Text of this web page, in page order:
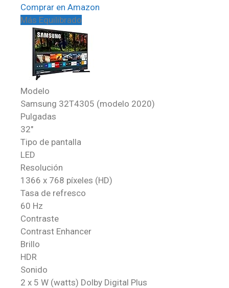
Comprar en Amazon
Más Equilibrado
Modelo
Samsung 32T4305 (modelo 2020)
Pulgadas
32″
Tipo de pantalla
LED
Resolución
1366 x 768 píxeles (HD)
Tasa de refresco
60 Hz
Contraste
Contrast Enhancer
Brillo
HDR
Sonido
2 x 5 W (watts) Dolby Digital Plus